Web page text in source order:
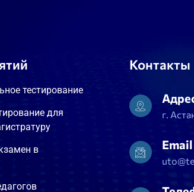
тестирование
для
в
Контакты
г.
Email